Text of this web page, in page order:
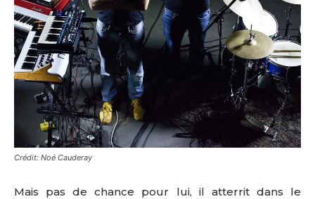
Crédit: Noé Cauderay
Mais pas de chance pour lui, il atterrit dans le